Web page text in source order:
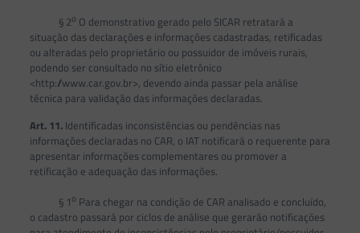
§ 2o O demonstrativo gerado pelo SICAR retratará a
situação das declarações e informações cadastradas, retificadas
ou alteradas pelo proprietário ou possuidor de imóveis rurais,
podendo ser consultado no sítio eletrônico
<http://www.car.gov.br>, devendo ainda passar pela análise
técnica para validação das informações declaradas.
Art. 11.Identificadas inconsistências ou pendências nas
informações declaradas no CAR, o IAT notificará o requerente para
apresentar informações complementares ou promover a
retificação e adequação das informações.
§ 1o Para chegar na condição de CAR analisado e concluído,
o cadastro passará por ciclos de análise que gerarão notificações